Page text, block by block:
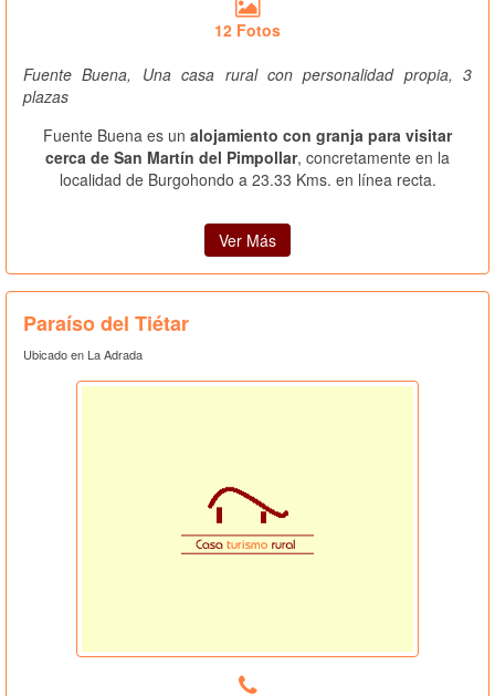
12 Fotos
Fuente Buena, Una casa rural con personalidad propia, 3
plazas
Fuente Buena es un alojamiento con granja para visitar
cerca de San Martín del Pimpollar, concretamente en la
localidad de Burgohondo a 23.33 Kms. en línea recta.
Ver Más
Paraíso del Tiétar
Ubicado en La Adrada